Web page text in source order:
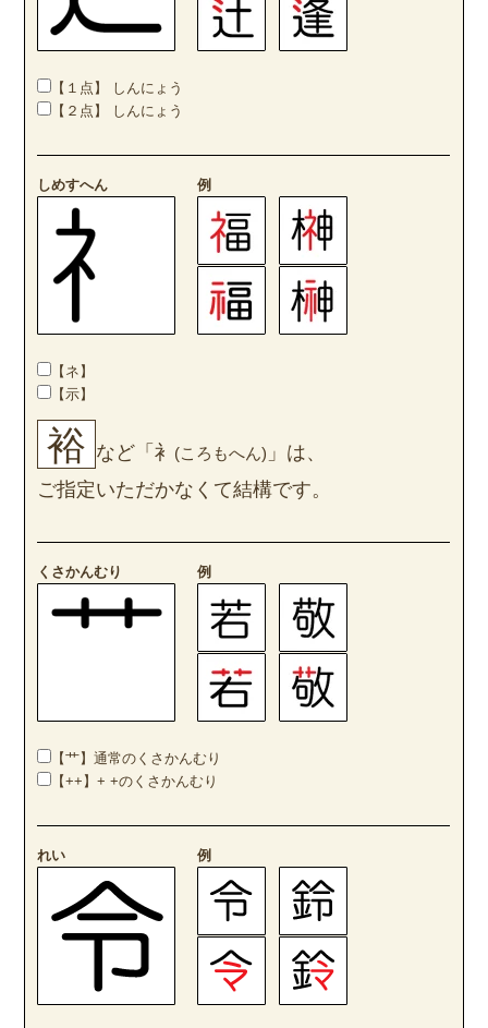
【１点】 しんにょう
【２点】 しんにょう
しめすへん 例
【ネ】
【示】
裕 など「衤 (ころもへん) 」は、
ご指定いただかなくて結構です。
くさかんむり 例
【艹】通常のくさかんむり
【++】+ +のくさかんむり
れい 例